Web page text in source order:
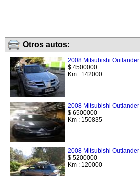
Otros autos:
2008 Mitsubishi Outlander
$ 4500000
Km : 142000
2008 Mitsubishi Outlander
$ 6500000
Km : 150835
2008 Mitsubishi Outlander
$ 5200000
Km : 120000